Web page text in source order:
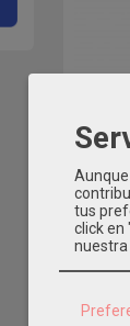
tus
click en
nuestra